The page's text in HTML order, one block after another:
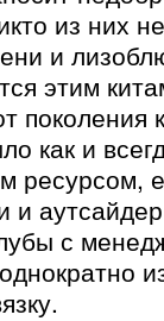
из них
и
этим
поколения
как и
ресурсом,
и
с